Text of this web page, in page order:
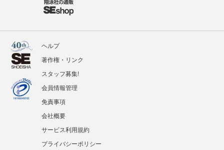
ヘルプ
著作権・リンク
スタッフ募集!
会員情報管理
免責事項
会社概要
サービス利用規約
プライバシーポリシー